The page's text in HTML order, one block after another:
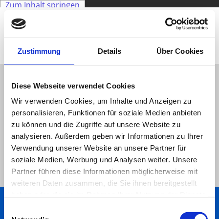
Zustimmung Details Über Cookies
Diese Webseite verwendet Cookies
Wir verwenden Cookies, um Inhalte und Anzeigen zu
personalisieren, Funktionen für soziale Medien anbieten
zu können und die Zugriffe auf unsere Website zu
analysieren. Außerdem geben wir Informationen zu Ihrer
Verwendung unserer Website an unsere Partner für
soziale Medien, Werbung und Analysen weiter. Unsere
Partner führen diese Informationen möglicherweise mit
weiteren Daten zusammen, die Sie ihnen bereitgestellt
Zum Inhalt springen
Referenzen - Thomas Raude
Metallbau GmbH & Co. KG,
Bentwisch bei Rostock
info@metallbau-raude.de